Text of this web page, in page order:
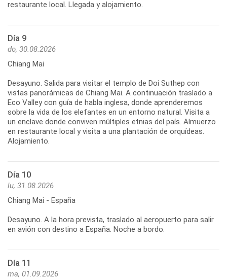
Día 9
do, 30.08.2026
Chiang Mai
Desayuno. Salida para visitar el templo de Doi Suthep con
vistas panorámicas de Chiang Mai. A continuación traslado a
Eco Valley con guía de habla inglesa, donde aprenderemos
sobre la vida de los elefantes en un entorno natural. Visita a
un enclave donde conviven múltiples etnias del país. Almuerzo
en restaurante local y visita a una plantación de orquídeas.
Día 10
lu, 31.08.2026
Chiang Mai - España
Desayuno. A la hora prevista, traslado al aeropuerto para salir
Día 11
ma, 01.09.2026